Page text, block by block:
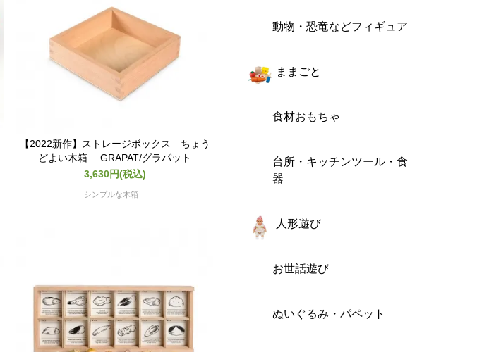
【2022新作】ストレージボックス ちょう
どよい木箱 GRAPAT/グラパット
3,630円(税込)
シンプルな木箱
動物・恐竜などフィギュア
ままごと
食材おもちゃ
台所・キッチンツール・食
器
人形遊び
お世話遊び
ぬいぐるみ・パペット